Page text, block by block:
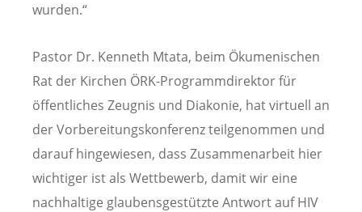
wurden.“
Pastor Dr. Kenneth Mtata, beim Ökumenischen
Rat der Kirchen ÖRK-Programmdirektor für
öffentliches Zeugnis und Diakonie, hat virtuell an
der Vorbereitungskonferenz teilgenommen und
darauf hingewiesen, dass Zusammenarbeit hier
wichtiger ist als Wettbewerb, damit wir eine
nachhaltige glaubensgestützte Antwort auf HIV